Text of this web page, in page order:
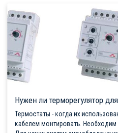
Нужен ли терморегулятор
Термостаты - когда их
кабелем монтировать.